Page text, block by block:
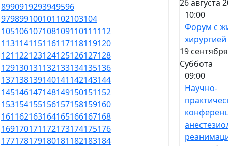
8990919293949596
979899100101102103104
105106107108109110111112
113114115116117118119120
121122123124125126127128
129130131132133134135136
137138139140141142143144
145146147148149150151152
153154155156157158159160
161162163164165166167168
169170171172173174175176
177178179180181182183184
26 августа
10:00
Форум с
хирургией
19
Суббота
09:00
Научно-